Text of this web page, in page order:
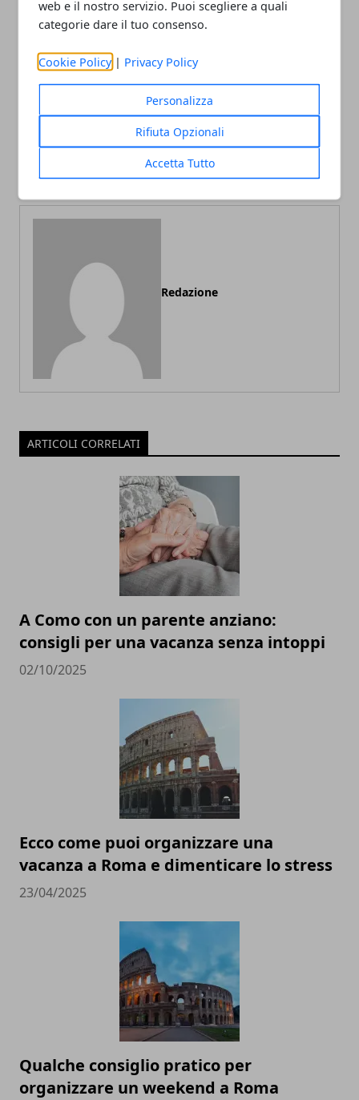
web e il nostro servizio. Puoi scegliere a quali
categorie dare il tuo consenso.
Cookie Policy | Privacy Policy
Personalizza
Rifiuta Opzionali
Accetta Tutto
5 luoghi da non perdere a
Viaggi on the road, come
Redazione
ARTICOLI CORRELATI
A Como con un parente anziano:
consigli per una vacanza senza intoppi
02/10/2025
Ecco come puoi organizzare una
vacanza a Roma e dimenticare lo stress
23/04/2025
Qualche consiglio pratico per
organizzare un weekend a Roma